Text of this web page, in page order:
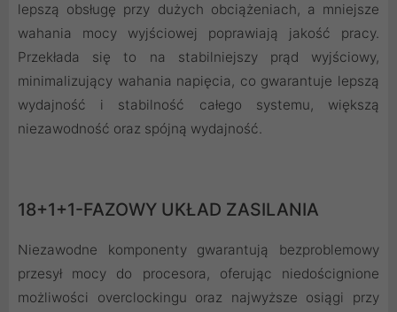
lepszą obsługę przy dużych obciążeniach, a mniejsze
wahania mocy wyjściowej poprawiają jakość pracy.
Przekłada się to na stabilniejszy prąd wyjściowy,
minimalizujący wahania napięcia, co gwarantuje lepszą
wydajność i stabilność całego systemu, większą
niezawodność oraz spójną wydajność.
18+1+1-FAZOWY UKŁAD ZASILANIA
Niezawodne komponenty gwarantują bezproblemowy
przesył mocy do procesora, oferując niedoścignione
możliwości overclockingu oraz najwyższe osiągi przy